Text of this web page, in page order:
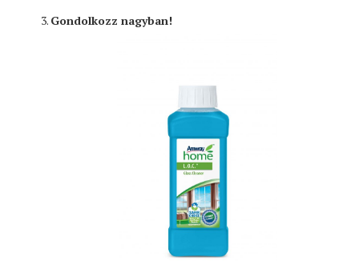
Gondolkozz nagyban!